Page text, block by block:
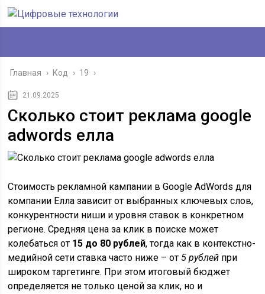
Главная › Код › 19 ›
21.09.2025
Сколько стоит реклама google
adwords елла
Стоимость рекламной кампании в Google AdWords для
компании Елла зависит от выбранных ключевых слов,
конкурентности ниши и уровня ставок в конкретном
регионе. Средняя цена за клик в поиске может
колебаться от 15 до 80 рублей, тогда как в контекстно-
медийной сети ставка часто ниже – от 5 рублей при
широком таргетинге. При этом итоговый бюджет
определяется не только ценой за клик, но и